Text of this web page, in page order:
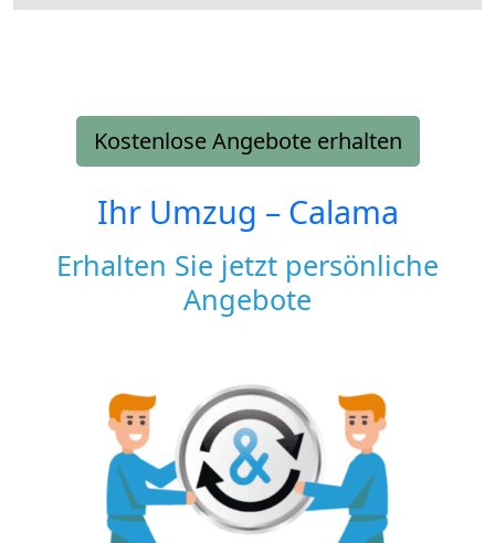
Kostenlose Angebote erhalten
Ihr Umzug – Calama
Erhalten Sie jetzt persönliche
Angebote